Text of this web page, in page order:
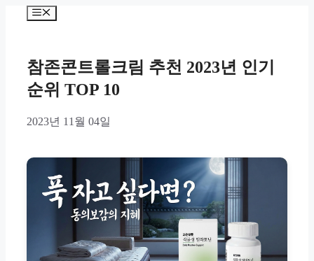
Menu
참존콘트롤크림 추천 2023년 인기
순위 TOP 10
2023년 11월 04일